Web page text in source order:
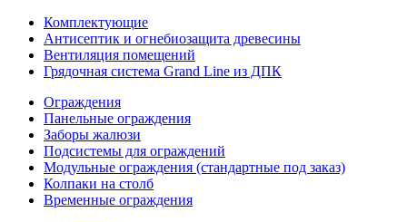
Комплектующие
Антисептик и огнебиозащита древесины
Вентиляция помещений
Грядочная система Grand Line из ДПК
Ограждения
Панельные ограждения
Заборы жалюзи
Подсистемы для ограждений
Модульные ограждения (стандартные под заказ)
Колпаки на столб
Временные ограждения